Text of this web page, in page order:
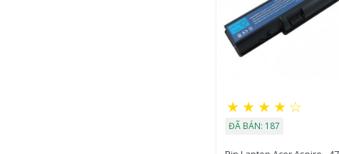
★ ★ ★ ★ ☆
ĐÃ BÁN: 187